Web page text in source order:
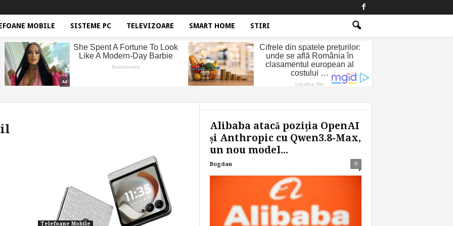
MOBILE SISTEME PC TELEVIZOARE SMART HOME STIRI
Telefoane Mobile
Alibaba atacă poziția OpenAI
și Anthropic cu Qwen3.8-Max,
un nou model...
Bogdan 0